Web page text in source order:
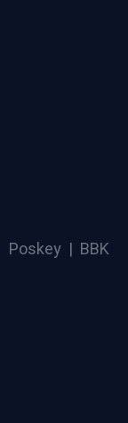
Poskey | BBK